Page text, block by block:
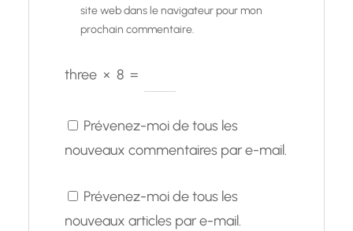
site web dans le navigateur pour mon
prochain commentaire.
three × 8 =
Prévenez-moi de tous les
nouveaux commentaires par e-mail.
Prévenez-moi de tous les
nouveaux articles par e-mail.